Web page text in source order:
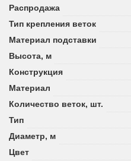
Распродажа
Тип крепления веток
Материал подставки
Высота, м
Конструкция
Материал
Количество веток, шт.
Тип
Диаметр, м
Цвет